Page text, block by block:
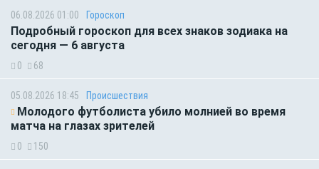
06.08.2026 01:00 Гороскоп
Подробный гороскоп для всех знаков зодиака на
сегодня — 6 августа
0 68
05.08.2026 18:45 Происшествия
Молодого футболиста убило молнией во время
матча на глазах зрителей
0 150